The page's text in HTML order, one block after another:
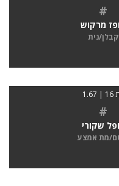
#
מרקוש
קבלן/נית
#
שקורי
מת אמצע